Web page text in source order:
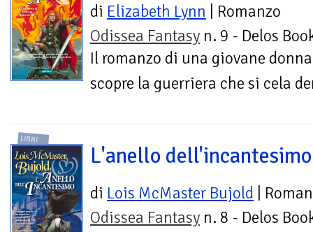
di Elizabeth Lynn | Romanzo
Odissea Fantasy n. 9 - Delos
Il romanzo di una giovane
scopre la guerriera che si cela
LIBRI
L'anello dell'incantesimo
di Lois McMaster Bujold |
Odissea Fantasy n. 8 - Delos